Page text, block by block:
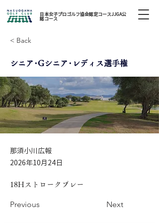
日本女子プロゴルフ協会認定コースJJGA公
認コース
< Back
シニア･Gシニア･レディス選手権
那須小川広報
2026年10月24日
18Hストロークプレー
Previous Next